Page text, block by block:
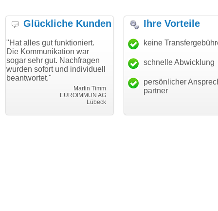
Glückliche Kunden
funktioniert.
war
gut. Nachfragen
und individuell
EUROIMMUN AG
"Danke für den schnellen
Transfer und guten Service!"
Thomas Schäfer
i can eckert communication GmbH
"Ich bin
haben.
mein
Ihre Vorteile
keine
schnelle Abwicklung
persönlicher
partner